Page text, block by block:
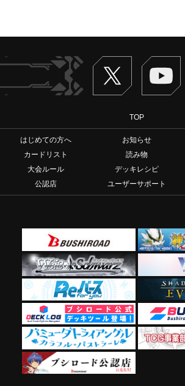
Twitter
TOP
はじめての方へ お知らせ
カードリスト
読み物
大会ルール
デッキレシピ
公認店
ユーザーサポート